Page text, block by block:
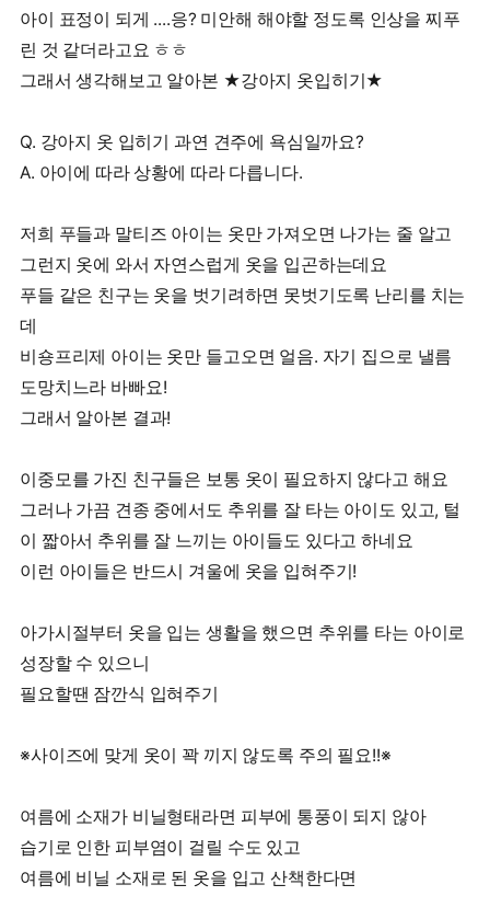
아이 표정이 되게 ....응? 미안해 해야할 정도록 인상을 찌푸
린 것 같더라고요 ㅎㅎ
그래서 생각해보고 알아본 ★강아지 옷입히기★
Q. 강아지 옷 입히기 과연 견주에 욕심일까요?
A. 아이에 따라 상황에 따라 다릅니다.
저희 푸들과 말티즈 아이는 옷만 가져오면 나가는 줄 알고
그런지 옷에 와서 자연스럽게 옷을 입곤하는데요
푸들 같은 친구는 옷을 벗기려하면 못벗기도록 난리를 치는
데
비숑프리제 아이는 옷만 들고오면 얼음. 자기 집으로 낼름
도망치느라 바빠요!
그래서 알아본 결과!
이중모를 가진 친구들은 보통 옷이 필요하지 않다고 해요
그러나 가끔 견종 중에서도 추위를 잘 타는 아이도 있고, 털
이 짧아서 추위를 잘 느끼는 아이들도 있다고 하네요
이런 아이들은 반드시 겨울에 옷을 입혀주기!
아가시절부터 옷을 입는 생활을 했으면 추위를 타는 아이로
성장할 수 있으니
필요할땐 잠깐식 입혀주기
※사이즈에 맞게 옷이 꽉 끼지 않도록 주의 필요!!※
여름에 소재가 비닐형태라면 피부에 통풍이 되지 않아
습기로 인한 피부염이 걸릴 수도 있고
여름에 비닐 소재로 된 옷을 입고 산책한다면